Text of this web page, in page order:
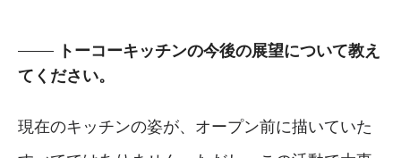
トーコーキッチンの今後の展望について教え
てください。
現在のキッチンの姿が、オープン前に描いていた